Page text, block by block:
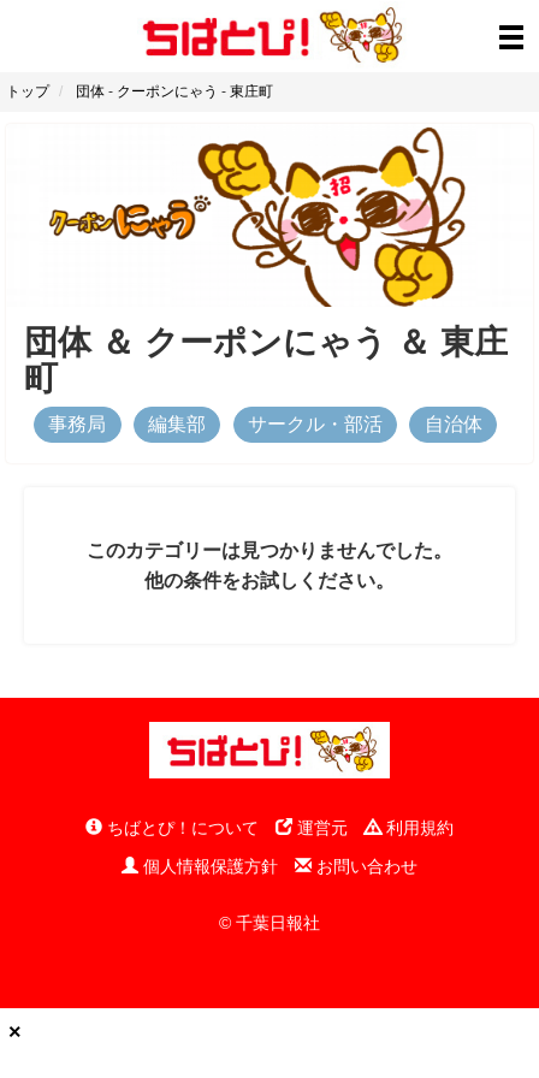
トップ 団体 - クーポンにゃう - 東庄町
団体＆ クーポンにゃう ＆ 東庄
町
事務局 編集部 サークル・部活 自治体
このカテゴリーは見つかりませんでした。
他の条件をお試しください。
ちばとぴ！について 運営元
利用規約
個人情報保護方針
お問い合わせ
© 千葉日報社
×